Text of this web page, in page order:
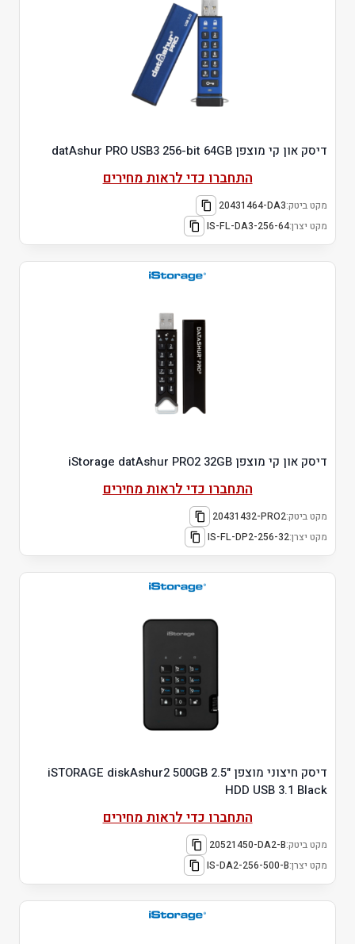
דיסק און קי מוצפן datAshur PRO USB3 256-bit 64GB
התחברו כדי לראות מחירים
מקט ביטק:20431464-DA3
מקט יצרן:IS-FL-DA3-256-64
דיסק און קי מוצפן iStorage datAshur PRO2 32GB
התחברו כדי לראות מחירים
מקט ביטק:20431432-PRO2
מקט יצרן:IS-FL-DP2-256-32
דיסק חיצוני מוצפן "2.5 iSTORAGE diskAshur2 500GB
HDD USB 3.1 Black
התחברו כדי לראות מחירים
מקט ביטק:20521450-DA2-B
מקט יצרן:IS-DA2-256-500-B